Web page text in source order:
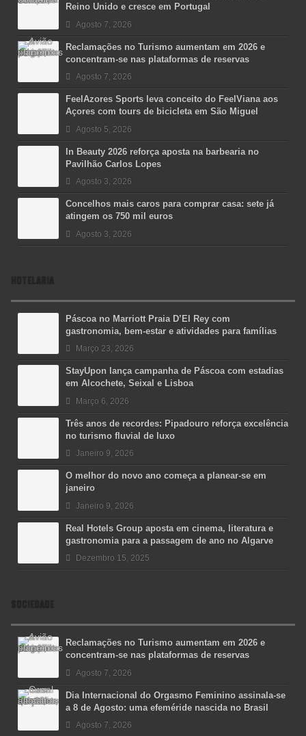
Reino Unido e cresce em Portugal
Agosto 7, 2026
Reclamações no Turismo aumentam em 2026 e
concentram-se nas plataformas de reservas
Agosto 7, 2026
FeelAzores Sports leva conceito do FeelViana aos
Açores com tours de bicicleta em São Miguel
Agosto 5, 2026
In Beauty 2026 reforça aposta na barbearia no
Pavilhão Carlos Lopes
Agosto 3, 2026
Concelhos mais caros para comprar casa: sete já
atingem os 750 mil euros
Agosto 3, 2026
HOTELARIA
Páscoa no Marriott Praia D’El Rey com
gastronomia, bem-estar e atividades para famílias
Março 23, 2026
StayUpon lança campanha de Páscoa com estadias
em Alcochete, Seixal e Lisboa
Março 6, 2026
Três anos de recordes: Pipadouro reforça excelência
no turismo fluvial de luxo
Janeiro 9, 2026
O melhor do novo ano começa a planear-se em
janeiro
Janeiro 9, 2026
Real Hotels Group aposta em cinema, literatura e
gastronomia para a passagem de ano no Algarve
Dezembro 15, 2025
SOCIEDADE
Reclamações no Turismo aumentam em 2026 e
concentram-se nas plataformas de reservas
Agosto 7, 2026
Dia Internacional do Orgasmo Feminino assinala-se
a 8 de Agosto: uma efeméride nascida no Brasil
Agosto 7, 2026